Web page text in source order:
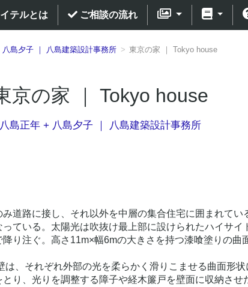
テルとは ご相談の流れ
八島夕子 ｜ 八島建築設計事務所 東京の家 ｜ Tokyo house
京の家 ｜ Tokyo house
八島正年 + 八島夕子 ｜ 八島建築設計事務所
道路に接し、それ以外を中層の集合住宅に囲まれてい
ている。太陽光は吹抜け最上部に設けられたハイサイ
り注ぐ。高さ11m×幅6mの大きさを持つ漆喰塗りの曲
り、光りを調整する障子や経木簾戸を壁面に収納させ